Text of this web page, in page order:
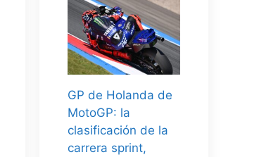
GP de Holanda de
MotoGP: la
clasificación de la
carrera sprint,